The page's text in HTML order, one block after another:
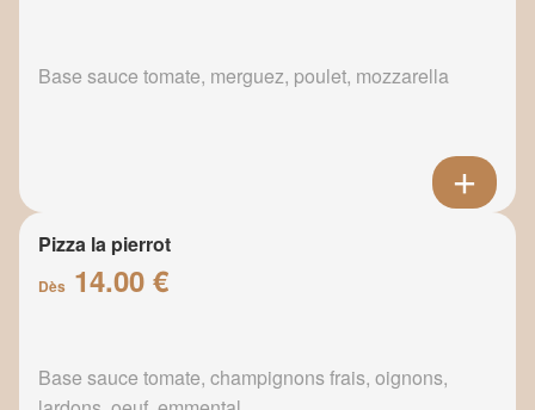
Base sauce tomate, merguez, poulet, mozzarella
Pizza la pierrot
Dès 14.00 €
Base sauce tomate, champignons frais, oignons,